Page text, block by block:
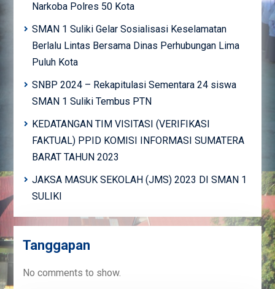
Narkoba Polres 50 Kota
SMAN 1 Suliki Gelar Sosialisasi Keselamatan
Berlalu Lintas Bersama Dinas Perhubungan Lima
Puluh Kota
SNBP 2024 – Rekapitulasi Sementara 24 siswa
SMAN 1 Suliki Tembus PTN
KEDATANGAN TIM VISITASI (VERIFIKASI
FAKTUAL) PPID KOMISI INFORMASI SUMATERA
BARAT TAHUN 2023
JAKSA MASUK SEKOLAH (JMS) 2023 DI SMAN 1
SULIKI
Tanggapan
No comments to show.